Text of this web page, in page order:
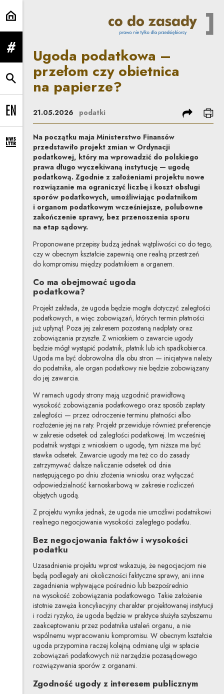
Ugoda podatkowa – przełom
rozwiń menu
rozwiń wyszukiwarkę
Change language to EN
rozwiń formularz zapisu na newsletter
Ugoda podatkowa –
przełom czy obietnica
na papierze?
21.05.2026 podatki podziel się
Na początku maja Ministerstwo Finansów
przedstawiło projekt zmian w Ordynacji
podatkowej, który ma wprowadzić do polskiego
prawa długo wyczekiwaną instytucję — ugodę
podatkową. Zgodnie z założeniami projektu nowe
rozwiązanie ma ograniczyć liczbę i koszt obsługi
sporów podatkowych, umożliwiając podatnikom
i organom podatkowym wcześniejsze, polubowne
zakończenie sprawy, bez przenoszenia sporu
na etap sądowy.
Proponowane przepisy budzą jednak wątpliwości co do tego,
czy w obecnym kształcie zapewnią one realną przestrzeń
do kompromisu między podatnikiem a organem.
Co ma obejmować ugoda
Projekt zakłada, że ugoda będzie mogła dotyczyć zaległości
podatkowych, a więc zobowiązań, których termin płatności
już upłynął. Poza jej zakresem pozostaną nadpłaty oraz
zobowiązania przyszłe. Z wnioskiem o zawarcie ugody
będzie mógł wystąpić podatnik, płatnik lub ich spadkobierca.
Ugoda ma być dobrowolna dla obu stron — inicjatywa należy
do podatnika, ale organ podatkowy nie będzie zobowiązany
do jej zawarcia.
W ramach ugody strony mają uzgodnić prawidłową
wysokość zobowiązania podatkowego oraz sposób zapłaty
zaległości — przez odroczenie terminu płatności albo
rozłożenie jej na raty. Projekt przewiduje również preferencje
w zakresie odsetek od zaległości podatkowej. Im wcześniej
podatnik wystąpi z wnioskiem o ugodę, tym niższa ma być
stawka odsetek. Zawarcie ugody ma też co do zasady
zatrzymywać dalsze naliczanie odsetek od dnia
następującego po dniu złożenia wniosku oraz wyłączać
odpowiedzialność karnoskarbową w zakresie rozliczeń
objętych ugodą.
Z projektu wynika jednak, że ugoda nie umożliwi podatnikowi
realnego negocjowania wysokości zaległego podatku.
Bez negocjowania faktów i wysokości
podatku
Uzasadnienie projektu wprost wskazuje, że negocjacjom nie
będą podlegały ani okoliczności faktyczne sprawy, ani inne
zagadnienia wpływające pośrednio lub bezpośrednio
na wysokość zobowiązania podatkowego. Takie założenie
istotnie zawęża koncyliacyjny charakter projektowanej instytucji
i rodzi ryzyko, że ugoda będzie w praktyce służyła szybszemu
zaakceptowaniu przez podatnika ustaleń organu, a nie
wspólnemu wypracowaniu kompromisu. W obecnym kształcie
ugoda przypomina raczej kolejną odmianę ulgi w spłacie
zobowiązań podatkowych niż narzędzie pozasądowego
rozwiązywania sporów z organami.
Zgodność ugody z interesem publicznym